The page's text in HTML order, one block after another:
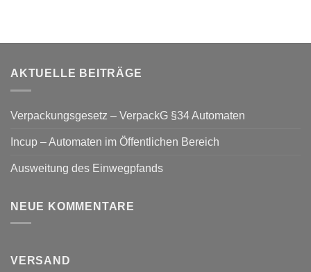
AKTUELLE BEITRÄGE
Verpackungsgesetz – VerpackG §34 Automaten
Incup – Automaten im Öffentlichen Bereich
Ausweitung des Einwegpfands
NEUE KOMMENTARE
VERSAND